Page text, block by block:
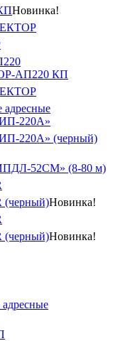
Новинка!
АП220 КП
адресные
220А»
220А» (черный)
52СМ» (8-80 м)
(черный)Новинка!
(черный)Новинка!